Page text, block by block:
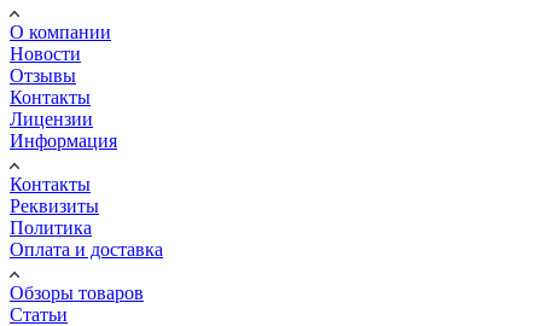
О компании
Новости
Отзывы
Контакты
Лицензии
Информация
Контакты
Реквизиты
Политика
Оплата и доставка
Обзоры товаров
Статьи